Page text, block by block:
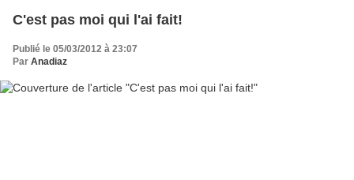
C'est pas moi qui l'ai fait!
Publié le 05/03/2012 à 23:07
Par Anadiaz